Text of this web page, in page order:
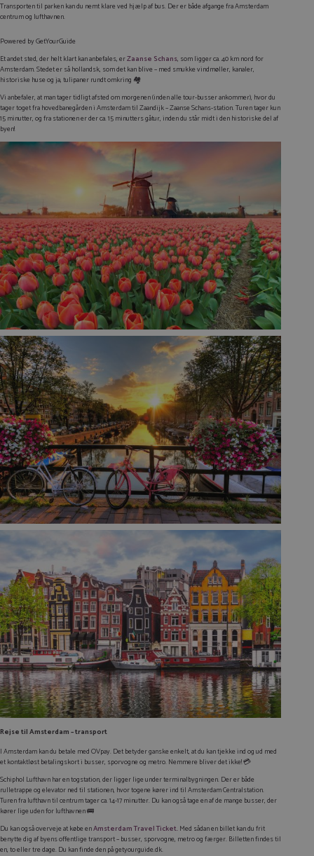
Transporten til parken kan du nemt klare ved hjælp af bus. Der er både afgange fra Amsterdam
centrum og lufthavnen.
Powered byGetYourGuide
Et andet sted, der helt klart kan anbefales, erZaanse Schans, som ligger ca. 40 km nord for
Amsterdam. Stedet er så hollandsk, som det kan blive – med smukke vindmøller, kanaler,
historiske huse og ja, tulipaner rundt omkring 🏘️
Vi anbefaler, at man tager tidligt afsted om morgenen (inden alle tour-busser ankommer), hvor du
tager toget fra hovedbanegården i Amsterdam til Zaandijk – Zaanse Schans-station. Turen tager kun
15 minutter, og fra stationen er der ca. 15 minutters gåtur, inden du står midt i den historiske del af
byen!
Rejse til Amsterdam – transport
I Amsterdam kan du betale med OVpay. Det betyder ganske enkelt, at du kan tjekke ind og ud med
et kontaktløst betalingskort i busser, sporvogne og metro. Nemmere bliver det ikke! 💳
Schiphol Lufthavn har en togstation, der ligger lige under terminalbygningen. Der er både
rulletrappe og elevator ned til stationen, hvor togene kører ind til Amsterdam Centralstation.
Turen fra lufthavn til centrum tager ca. 14-17 minutter. Du kan også tage en af de mange busser, der
kører lige uden for lufthavnen 🚌
Du kan også overveje at købe enAmsterdam Travel Ticket.Med sådan en billet kan du frit
benytte dig af byens offentlige transport – busser, sporvogne, metro og færger. Billetten findes til
en, to eller tre dage. Du kan finde den på getyourguide.dk.